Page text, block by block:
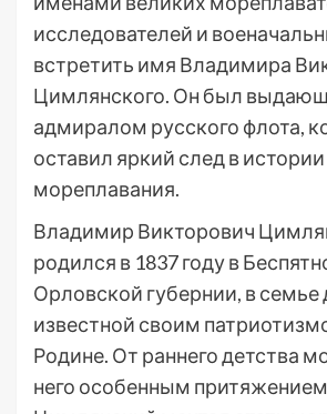
исследователей и
встретить имя Владимира
Цимлянского. Он был
адмиралом русского флота,
оставил яркий след в истории
мореплавания.
Владимир Викторович
родился в 1837 году в
Орловской губернии, в семье
известной своим
Родине. От раннего детства
него особенным